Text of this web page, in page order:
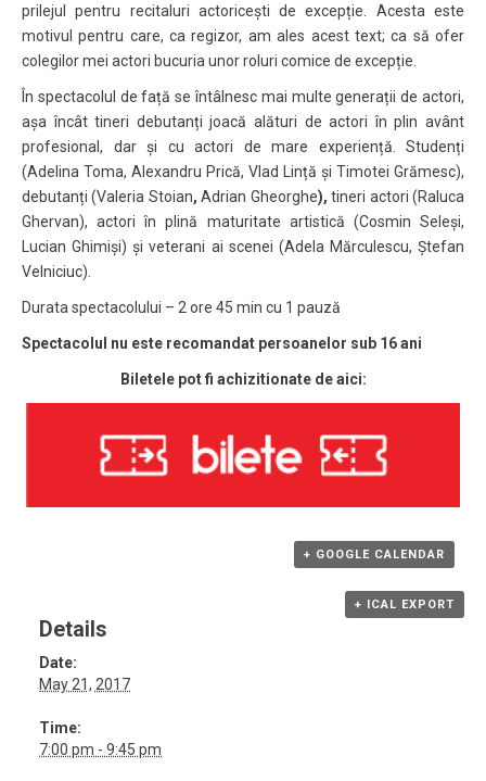
prilejul pentru recitaluri actoricești de excepție. Acesta este
motivul pentru care, ca regizor, am ales acest text; ca să ofer
colegilor mei actori bucuria unor roluri comice de excepție.
În spectacolul de față se întâlnesc mai multe generații de actori,
așa încât tineri debutanți joacă alături de actori în plin avânt
profesional, dar și cu actori de mare experiență. Studenți
(Adelina Toma, Alexandru Prică, Vlad Lință și Timotei Grămesc),
debutanți (Valeria Stoian,Adrian Gheorghe), tineri actori (Raluca
Ghervan), actori în plină maturitate artistică (Cosmin Seleși,
Lucian Ghimiși) și veterani ai scenei (Adela Mărculescu, Ștefan
Velniciuc).
Durata spectacolului – 2 ore 45 min cu 1 pauză
Spectacolul nu este recomandat persoanelor sub 16 ani
Biletele pot fi achizitionate de aici:
+ GOOGLE CALENDAR
+ ICAL EXPORT
Details
Date:
May 21, 2017
Time:
7:00 pm - 9:45 pm